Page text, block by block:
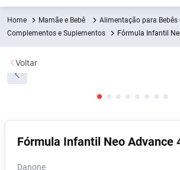
Mamãe e Bebê
Alimentação para Bebês
Complementos e Suplementos
Fórmula Infantil
Fórmula Infantil Neo Advance
Danone
Voltar
Termos mais buscados
1º Fralda
2
5º Fralda G
6º Shampoo